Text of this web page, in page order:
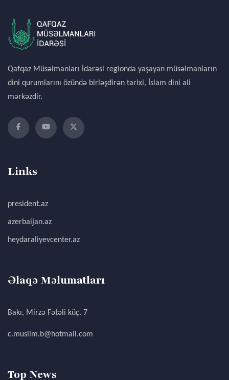
Qafqaz Müsəlmanları İdarəsi regionda yaşayan müsəlmanların
dini qurumlarını özündə birləşdirən tarixi, İslam dini ali
mərkəzdir.
Links
president.az
azerbaijan.az
heydaraliyevcenter.az
Əlaqə Məlumatları
Bakı, Mirzə Fətəli küç. 7
c.muslim.b@hotmail.com
Top News